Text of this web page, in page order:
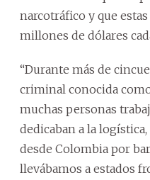
narcotráfico y que
millones de dólares
“Durante más de
criminal conocida
muchas personas
dedicaban a la
desde Colombia por
llevábamos a estados